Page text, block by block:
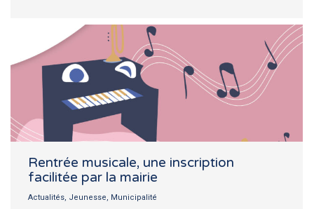
Rentrée musicale, une inscription
facilitée par la mairie
Actualités, Jeunesse, Municipalité